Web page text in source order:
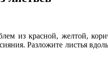
из красной, желтой,
Разложите листья